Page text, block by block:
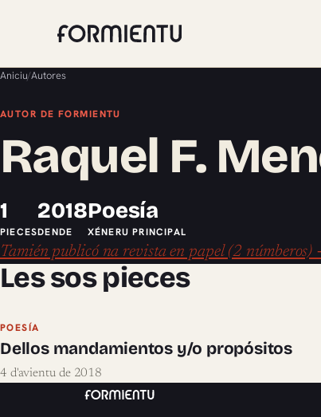
Aniciu/Autores
AUTOR DE FORMIENTU
Raquel F.
1
PIECES
2018
DENDE
Poesía
XÉNERU PRINCIPAL
Tamién publicó na revista en papel (2
Les sos pieces
POESÍA
Dellos mandamientos y/o propósitos
4 d'avientu de 2018